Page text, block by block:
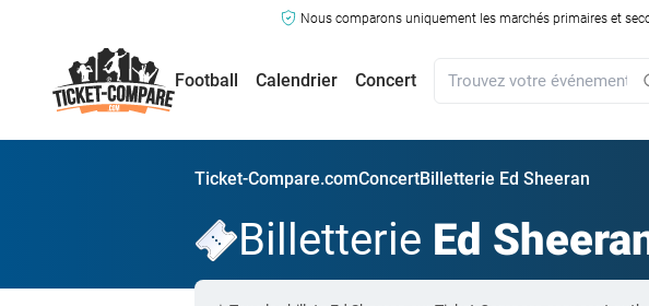
Nous comparons uniquement les marchés primaires et
Football Calendrier Concert
Ticket-Compare.comConcertBilletterie Ed Sheeran
Billetterie Ed